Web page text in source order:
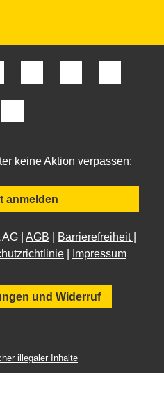
keine Aktion verpassen:
anmelden
| AGB Barrierefreiheit
Impressum
und Widerruf
illegaler Inhalte